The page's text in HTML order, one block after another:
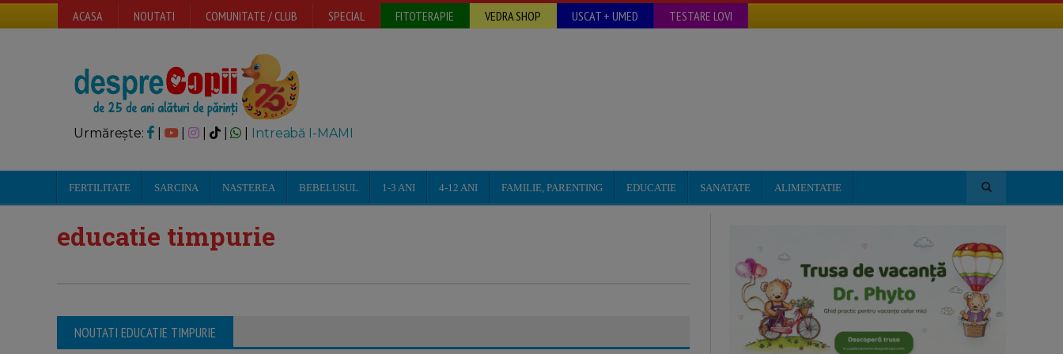
ACASA NOUTATI COMUNITATE / CLUB SPECIAL FITOTERAPIE VEDRA SHOP USCAT + UMED TESTARE LOVI
Urmărește: | | Intreabă I-MAMI
FERTILITATE SARCINA NASTEREA BEBELUSUL 1-3 ANI 4-12 ANI FAMILIE, PARENTING EDUCATIE SANATATE ALIMENTATIE
educatie timpurie
NOUTATI EDUCATIE TIMPURIE